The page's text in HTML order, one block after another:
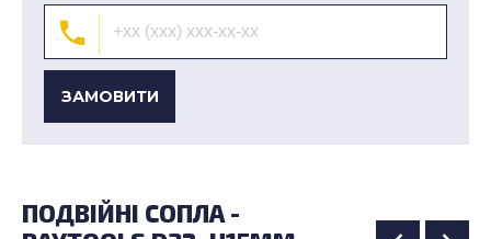
ЗАМОВИТИ
ПОДВІЙНІ СОПЛА -